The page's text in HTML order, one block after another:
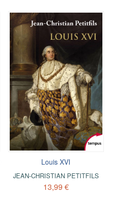
Louis XVI
JEAN-CHRISTIAN PETITFILS
13,99 €